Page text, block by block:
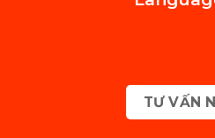
TƯ VẤN